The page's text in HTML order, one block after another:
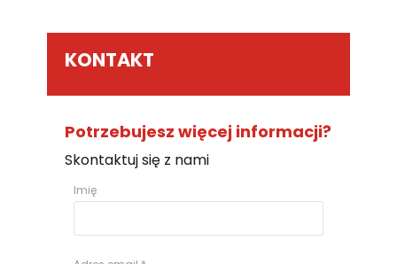
KONTAKT
Potrzebujesz więcej informacji?
Skontaktuj się z nami
Imię